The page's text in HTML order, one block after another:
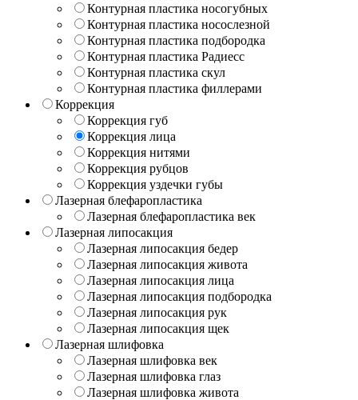
Контурная пластика носогубных
Контурная пластика носослезной
Контурная пластика подбородка
Контурная пластика Радиесс
Контурная пластика скул
Контурная пластика филлерами
Коррекция
Коррекция губ
Коррекция лица
Коррекция нитями
Коррекция рубцов
Коррекция уздечки губы
Лазерная блефаропластика
Лазерная блефаропластика век
Лазерная липосакция
Лазерная липосакция бедер
Лазерная липосакция живота
Лазерная липосакция лица
Лазерная липосакция подбородка
Лазерная липосакция рук
Лазерная липосакция щек
Лазерная шлифовка
Лазерная шлифовка век
Лазерная шлифовка глаз
Лазерная шлифовка живота